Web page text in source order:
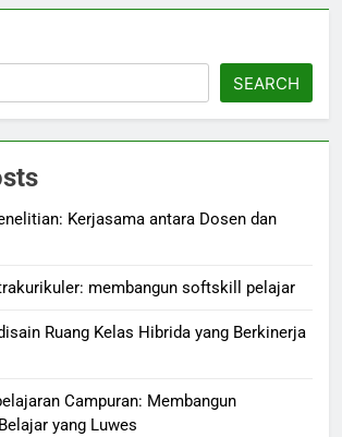
SEARCH
Kerjasama antara Dosen dan
membangun softskill pelajar
Ruang Kelas Hibrida yang Berkinerja
Campuran: Membangun
yang Luwes